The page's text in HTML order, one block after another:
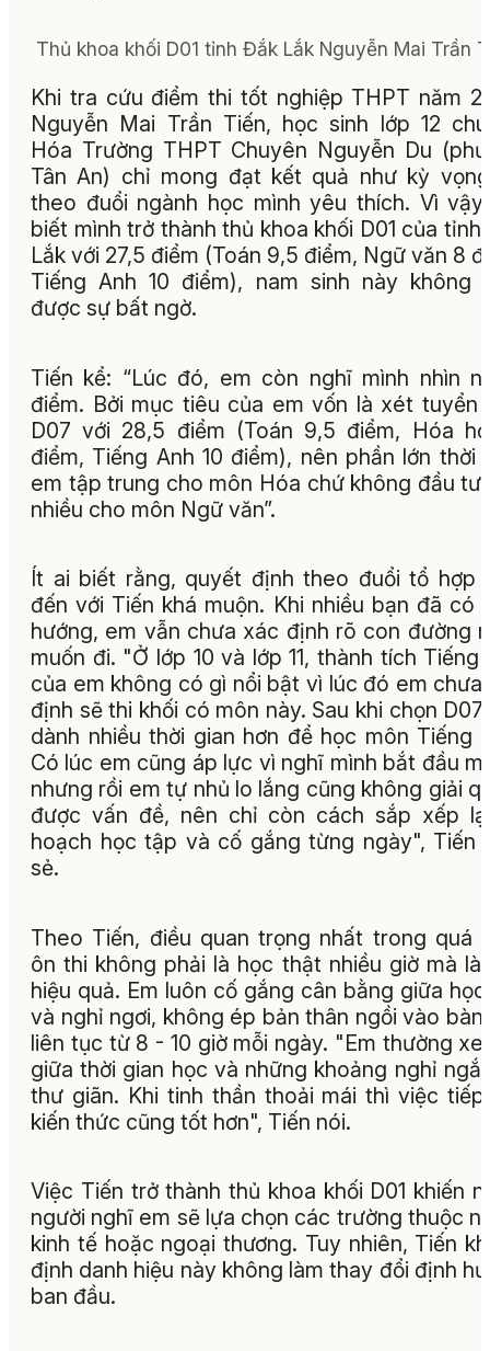
Thủ khoa khối D01 tỉnh Đắk Lắk Nguyễn Mai Trần
Khi tra cứu điểm thi tốt nghiệp THPT năm
Nguyễn Mai Trần Tiến, học sinh lớp 12
Hóa Trường THPT Chuyên Nguyễn Du
Tân An) chỉ mong đạt kết quả như kỳ
theo đuổi ngành học mình yêu thích. Vì
biết mình trở thành thủ khoa khối D01 của tỉnh
Lắk với 27,5 điểm (Toán 9,5 điểm, Ngữ văn 8
Tiếng Anh 10 điểm), nam sinh này không
được sự bất ngờ.
Tiến kể: “Lúc đó, em còn nghĩ mình nhìn
điểm. Bởi mục tiêu của em vốn là xét tuyển
D07 với 28,5 điểm (Toán 9,5 điểm, Hóa
điểm, Tiếng Anh 10 điểm), nên phần lớn thời
em tập trung cho môn Hóa chứ không đầu tư
nhiều cho môn Ngữ văn”.
Ít ai biết rằng, quyết định theo đuổi tổ hợp
đến với Tiến khá muộn. Khi nhiều bạn đã có
hướng, em vẫn chưa xác định rõ con đường
muốn đi. "Ở lớp 10 và lớp 11, thành tích Tiếng
của em không có gì nổi bật vì lúc đó em chưa
định sẽ thi khối có môn này. Sau khi chọn
dành nhiều thời gian hơn để học môn Tiếng
Có lúc em cũng áp lực vì nghĩ mình bắt đầu
nhưng rồi em tự nhủ lo lắng cũng không giải
được vấn đề, nên chỉ còn cách sắp xếp
hoạch học tập và cố gắng từng ngày", Tiến
sẻ.
Theo Tiến, điều quan trọng nhất trong quá
ôn thi không phải là học thật nhiều giờ mà là
hiệu quả. Em luôn cố gắng cân bằng giữa
và nghỉ ngơi, không ép bản thân ngồi vào bàn
liên tục từ 8 - 10 giờ mỗi ngày. "Em thường
giữa thời gian học và những khoảng nghỉ
thư giãn. Khi tinh thần thoải mái thì việc
kiến thức cũng tốt hơn", Tiến nói.
Việc Tiến trở thành thủ khoa khối D01 khiến
người nghĩ em sẽ lựa chọn các trường thuộc
kinh tế hoặc ngoại thương. Tuy nhiên, Tiến
định danh hiệu này không làm thay đổi định
ban đầu.